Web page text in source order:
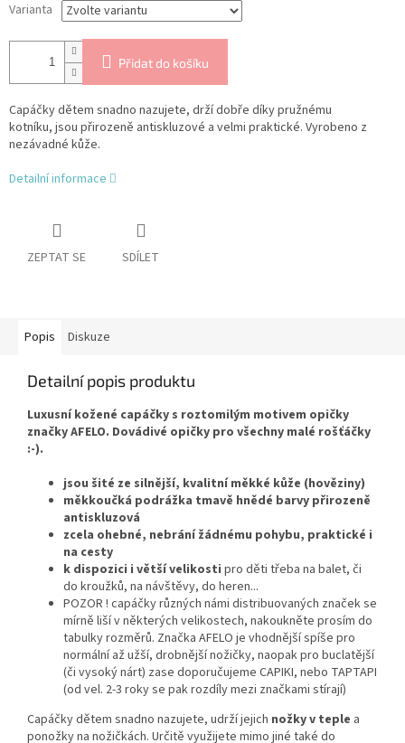
Varianta
Přidat do košíku
Capáčky dětem snadno nazujete, drží dobře díky pružnému
kotníku, jsou přirozeně antiskluzové a velmi praktické. Vyrobeno z
nezávadné kůže.
Detailní informace
ZEPTAT SE SDÍLET
Popis Diskuze
Detailní popis produktu
Luxusní kožené capáčky s roztomilým motivem opičky
značky AFELO. Dovádivé opičky pro všechny malé rošťáčky
:-).
jsou šité ze silnější, kvalitní měkké kůže (hověziny)
měkkoučká podrážka tmavě hnědé barvy přirozeně
antiskluzová
zcela ohebné, nebrání žádnému pohybu, praktické i
na cesty
k dispozici i větší velikosti pro děti třeba na balet, či
do kroužků, na návštěvy, do heren...
POZOR ! capáčky různých námi distribuovaných značek se
mírně liší v některých velikostech, nakoukněte prosím do
tabulky rozměrů. Značka AFELO je vhodnější spíše pro
normální až užší, drobnější nožičky, naopak pro buclatější
(či vysoký nárt) zase doporučujeme CAPIKI, nebo TAPTAPI
(od vel. 2-3 roky se pak rozdíly mezi značkami stírají)
Capáčky dětem snadno nazujete, udrží jejich nožky v teple a
ponožky na nožičkách. Určitě využijete mimo jiné také do